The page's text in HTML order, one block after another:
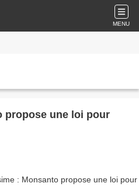
MENU
propose une loi pour